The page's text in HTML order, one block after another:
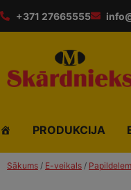
+371 27665555
PRODUKCIJA
Sākums / E-veikals /